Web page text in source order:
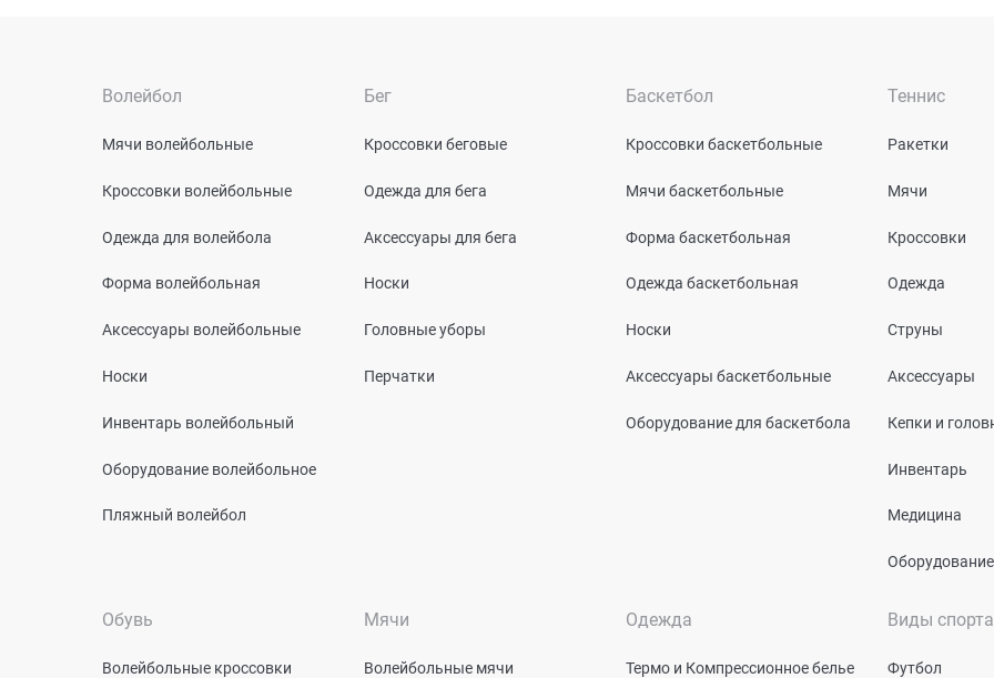
Волейбол
Мячи волейбольные
Кроссовки волейбольные
Одежда для волейбола
Форма волейбольная
Аксессуары волейбольные
Носки
Инвентарь волейбольный
Оборудование волейбольное
Пляжный волейбол
Бег
Кроссовки беговые
Одежда для бега
Аксессуары для бега
Носки
Головные уборы
Перчатки
Баскетбол
Кроссовки баскетбольные
Мячи баскетбольные
Форма баскетбольная
Одежда баскетбольная
Носки
Аксессуары баскетбольные
Оборудование для баскетбола
Теннис
Ракетки
Мячи
Кроссовки
Одежда
Струны
Аксессуары
Кепки и
Инвентарь
Медицина
Оборудование
Обувь
Волейбольные кроссовки
Мячи
Волейбольные мячи
Одежда
Термо и Компрессионное белье
Виды спорта
Футбол